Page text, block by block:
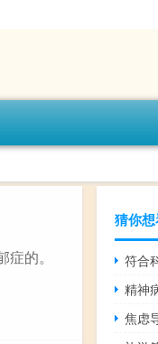
的。
猜你
符合
精神
焦虑